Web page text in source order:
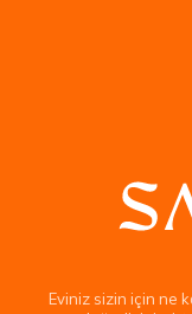
Eviniz sizin için ne